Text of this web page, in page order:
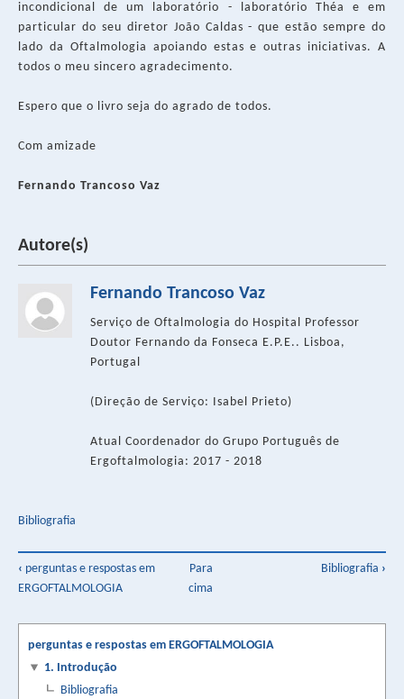
incondicional de um laboratório - laboratório Théa e em
particular do seu diretor João Caldas - que estão sempre do
lado da Oftalmologia apoiando estas e outras iniciativas. A
todos o meu sincero agradecimento.
Espero que o livro seja do agrado de todos.
Com amizade
Fernando Trancoso Vaz
Autore(s)
Fernando Trancoso Vaz
Serviço de Oftalmologia do Hospital Professor
Doutor Fernando da Fonseca E.P.E.. Lisboa,
Portugal
(Direção de Serviço: Isabel Prieto)
Atual Coordenador do Grupo Português de
Ergoftalmologia: 2017 - 2018
Bibliografia
Book
traversal
links
for
‹ perguntas e respostas em
ERGOFTALMOLOGIA
Para
cima
Bibliografia ›
perguntas e respostas em ERGOFTALMOLOGIA
1. Introdução
Bibliografia